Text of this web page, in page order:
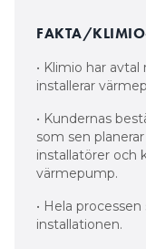
FAKTA/
• Klimio har
installerar
• Kundernas
som sen
installatörer och
värmepump.
• Hela
installationen.